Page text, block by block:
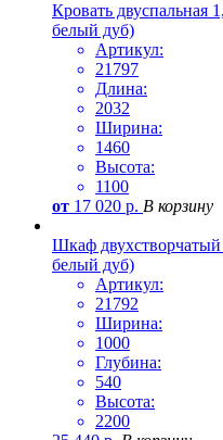
Кровать двуспальная
белый дуб)
Артикул:
21797
Длина:
2032
Ширина:
1460
Высота:
1100
от 17 020 р. В корзину
Шкаф
белый дуб)
Артикул:
21792
Ширина:
1000
Глубина:
540
Высота:
2200